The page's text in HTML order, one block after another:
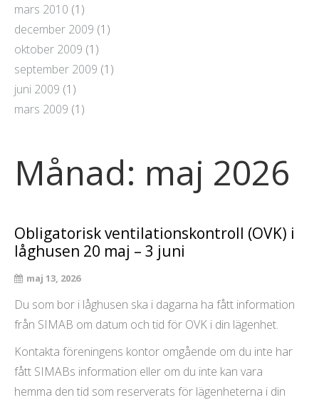
mars 2010 (1)
december 2009 (1)
oktober 2009 (1)
september 2009 (1)
juni 2009 (1)
mars 2009 (1)
Månad: maj 2026
Obligatorisk ventilationskontroll (OVK) i
låghusen 20 maj – 3 juni
maj 13, 2026
Du som bor i låghusen ska i dagarna ha fått information
från SIMAB om datum och tid för OVK i din lägenhet.
Kontakta föreningens kontor omgående om du inte har
fått SIMABs information eller om du inte kan vara
hemma den tid som reserverats för lägenheterna i din